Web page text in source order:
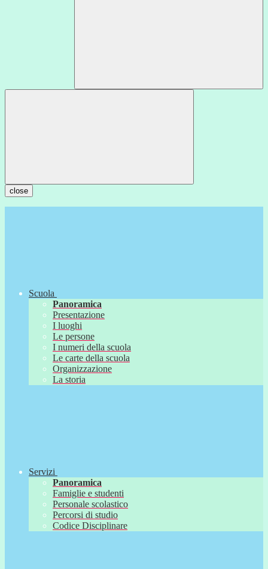
close
Scuola
Panoramica
Presentazione
I luoghi
Le persone
I numeri della scuola
Le carte della scuola
Organizzazione
La storia
Servizi
Panoramica
Famiglie e studenti
Personale scolastico
Percorsi di studio
Codice Disciplinare